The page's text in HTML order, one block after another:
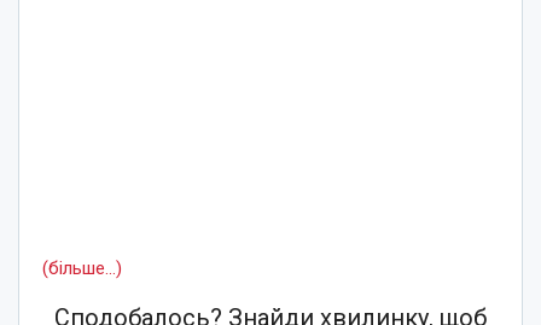
(більше…)
Сподобалось? Знайди хвилинку, щоб